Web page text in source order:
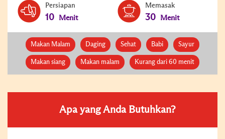
Persiapan
10 Menit
Memasak
30 Menit
Makan Malam Daging Sehat Babi Sayur
Makan siang Makan malam Kurang dari 60 menit
Apa yang Anda Butuhkan?